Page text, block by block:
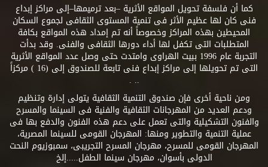
كما أن فلسفة تحويل المواقع الأثرية –بعد ترميمها–إلى مراكز إبداع
فنى كان لها عظيم الأثر فى تنمية المستوى الثقافى لجموع السكان
المحيطين بهذه المراكز وخصوصاً أنه تم إمداد هذه المواقع بكافة
المتطلبات التى تكفل لها أداء دورها الثقافى والفنى. وقد بدأت
التجربة عام 1996 ببيت الهراوى وامتدت حتى وصل عدد المواقع الأثرية
التى تم تحويلها إلى مراكز إبداع فنى تابعة للصندوق إلى (16 ) مركزاً
.. .
ومن ناحية أخرى فإن صندوق التنمية الثقافية يتولى إدارة وتنظيم
ودعم العديد من المهرجانات الثقافية والفنية فى السينما والمسرح
والفنون التشكيلية والتى تعمل على دعم هذه الفنون والدفع بها فى
عملية التنمية والتطوير ومنها: المهرجان القومى للسينما المصرية،
المهرجان القومى للمسرح، مهرجان المسرح التجريبى، سمبوزيوم النحت
الدولى بأسوان، مهرجان سينما الطفل.....إلخ